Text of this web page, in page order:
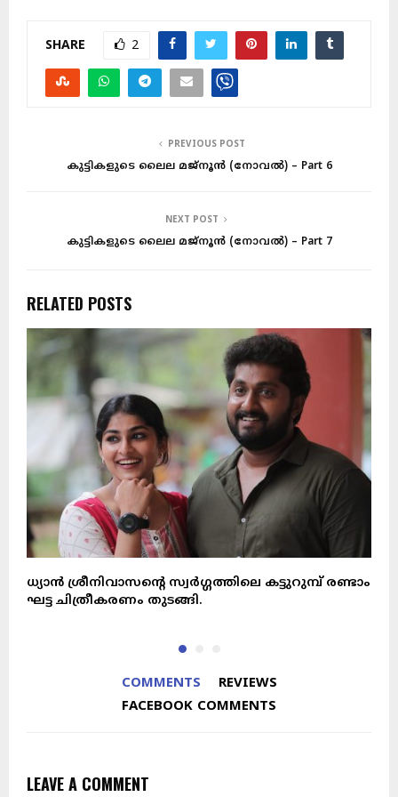
SHARE 2
PREVIOUS POST
കുട്ടികളുടെ ലൈല മജ്നൂന്‍ (നോവൽ) – Part 6
NEXT POST
കുട്ടികളുടെ ലൈല മജ്നൂന്‍ (നോവൽ) – Part 7
RELATED POSTS
ധ്യാൻ ശ്രീനിവാസന്റെ സ്വർഗ്ഗത്തിലെ കട്ടുറുമ്പ് രണ്ടാം
ഘട്ട ചിത്രീകരണം തുടങ്ങി.
COMMENTS
REVIEWS
FACEBOOK COMMENTS
LEAVE A COMMENT